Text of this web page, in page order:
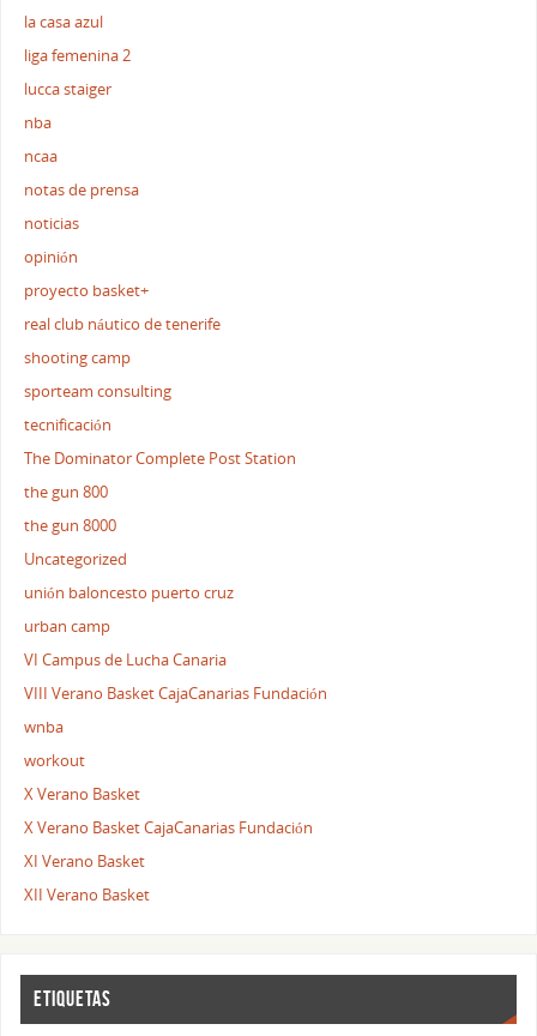
la casa azul
liga femenina 2
lucca staiger
nba
ncaa
notas de prensa
noticias
opinión
proyecto basket+
real club náutico de tenerife
shooting camp
sporteam consulting
tecnificación
The Dominator Complete Post Station
the gun 800
the gun 8000
Uncategorized
unión baloncesto puerto cruz
urban camp
VI Campus de Lucha Canaria
VIII Verano Basket CajaCanarias Fundación
wnba
workout
X Verano Basket
X Verano Basket CajaCanarias Fundación
XI Verano Basket
XII Verano Basket
ETIQUETAS